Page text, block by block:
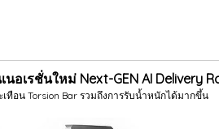
นอเรชั่นใหม่ Next-GEN AI Delivery
อน Torsion Bar รวมถึงการรับน้ำหนักได้มากขึ้น